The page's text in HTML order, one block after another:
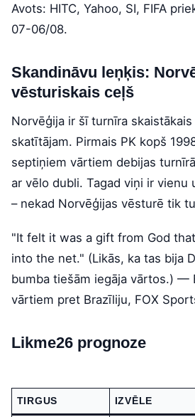
Avots: HITC, Yahoo, SI, FIFA
07-06/08.
Skandināvu leņķis:
vēsturiskais ceļš
Norvēģija ir šī turnīra
skatītājam. Pirmais PK kopš
septiņiem vārtiem debijas
ar vēlo dubli. Tagad viņi ir vienu
– nekad Norvēģijas vēsturē tik
"It felt it was a gift from God
into the net." (Likās, ka tas bija
bumba tiešām iegāja vārtos.) —
vārtiem pret Brazīliju, FOX
Likme26 prognoze
TIRGUS IZVĒLE